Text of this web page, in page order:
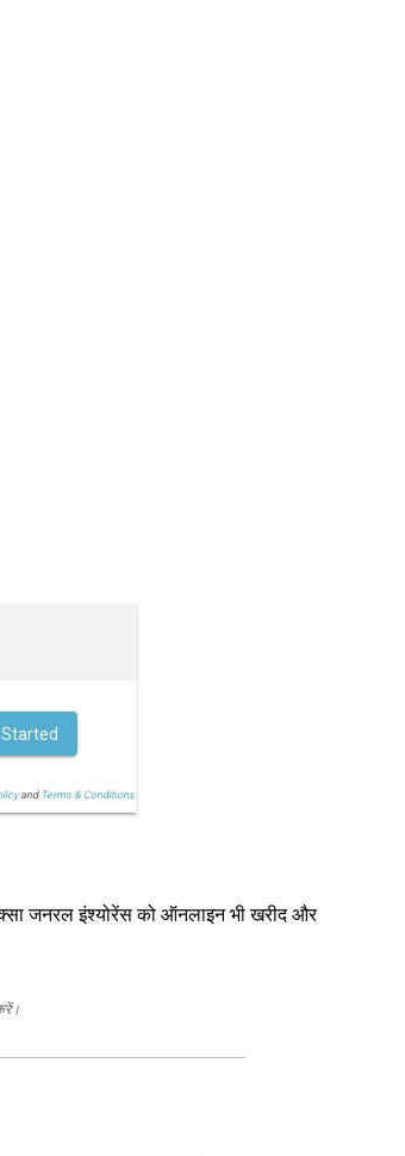
and Terms & Conditions.
जनरल इंश्योरेंस को ऑनलाइन भी खरीद और